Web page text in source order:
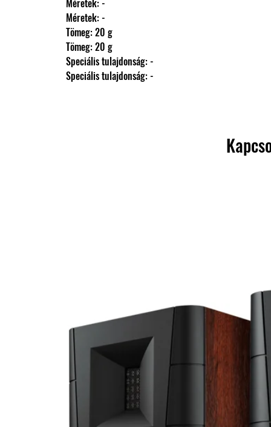
                Méretek: -
                Méretek: -
                Tömeg: 20 g
                Tömeg: 20 g
                Speciális tulajdonság: -
                Speciális tulajdonság: -